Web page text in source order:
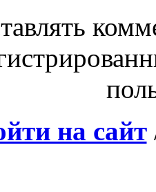
на сайт